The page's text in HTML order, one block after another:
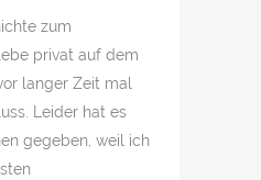
zum
privat auf dem
langer Zeit mal
Leider hat es
gegeben, weil ich